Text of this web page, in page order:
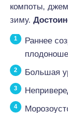
компоты,
зиму.
Раннее
Большая